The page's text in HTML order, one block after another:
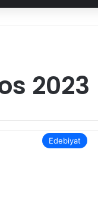
2023
Edebiyat